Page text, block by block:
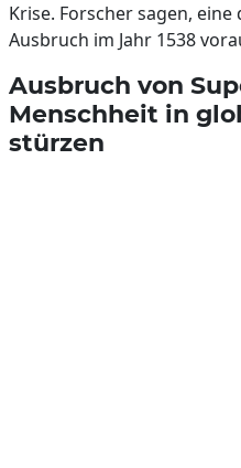
Krise. Forscher sagen,
Ausbruch im Jahr 1538
Ausbruch von
Menschheit in
stürzen